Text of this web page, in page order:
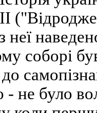
соборі
до
- не було